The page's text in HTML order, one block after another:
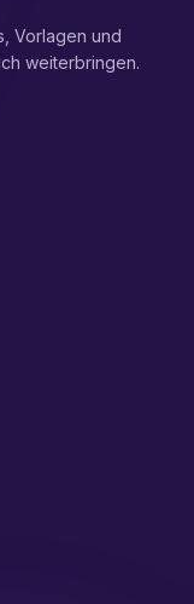
Vorlagen und
weiterbringen.